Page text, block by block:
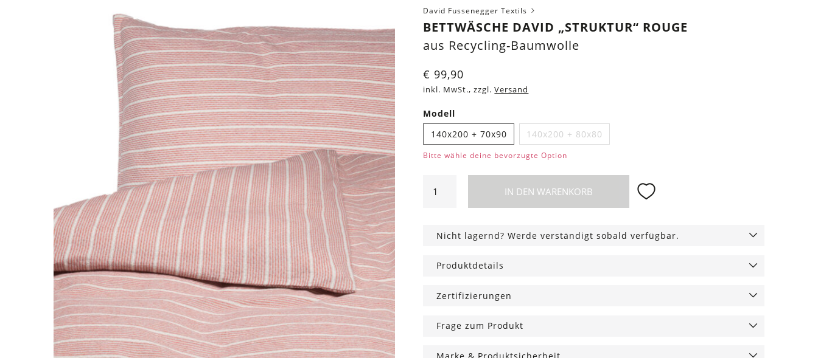
David Fussenegger Textils
BETTWÄSCHE DAVID „STRUKTUR“ ROUGE
aus Recycling-Baumwolle
€ 99,90
inkl. MwSt., zzgl. Versand
Modell
140x200 + 70x90
140x200 + 80x80
Bitte wähle deine bevorzugte Option
David
"Struktur"
Menge
IN DEN WARENKORB
Nicht lagernd? Werde verständigt sobald verfügbar.
Produktdetails
Zertifizierungen
Frage zum Produkt